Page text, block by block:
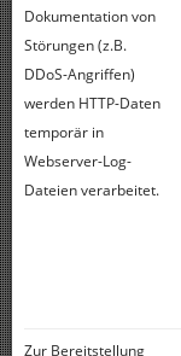
Dokumentation von
Störungen (z.B.
DDoS-Angriffen)
werden HTTP-Daten
temporär in
Webserver-Log-
Dateien verarbeitet.
Zur Bereitstellung